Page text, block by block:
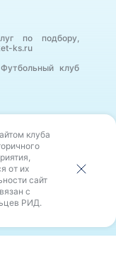
по подбору,
ks.ru
клуб
РИД третьих
услугами)
клуба
от их
сайт
с
РИД.